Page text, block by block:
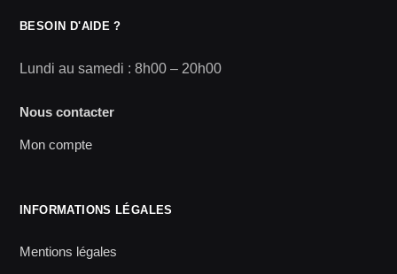
BESOIN D'AIDE ?
Lundi au samedi : 8h00 – 20h00
Nous contacter
Mon compte
INFORMATIONS LÉGALES
Mentions légales